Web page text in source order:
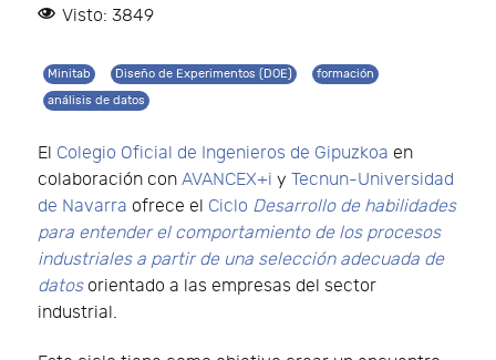
Visto: 3849
Minitab Diseño de Experimentos (DOE)
formación
análisis de datos
El Colegio Oficial de Ingenieros de Gipuzkoa en
colaboración con AVANCEX+i y Tecnun-Universidad
de Navarra ofrece el Ciclo Desarrollo de habilidades
para entender el comportamiento de los procesos
industriales a partir de una selección adecuada de
datosorientado a las empresas del sector
industrial.